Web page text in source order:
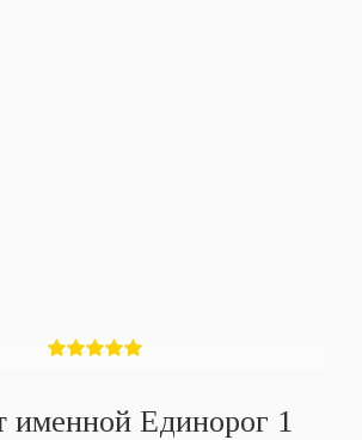
именной Единорог 1